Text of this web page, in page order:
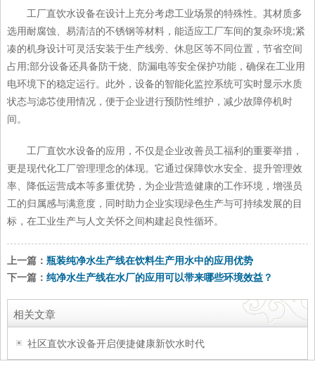
工厂直饮水设备在设计上充分考虑工业场景的特殊性。其材质多
选用耐腐蚀、易清洁的不锈钢等材料，能适应工厂车间的复杂环境;紧
凑的机身设计可灵活安装于生产线旁、休息区等不同位置，节省空间
占用;部分设备还具备防干烧、防漏电等安全保护功能，确保在工业用
电环境下的稳定运行。此外，设备的智能化监控系统可实时显示水质
状态与滤芯使用情况，便于企业进行预防性维护，减少故障停机时
间。
工厂直饮水设备的应用，不仅是企业改善员工福利的重要举措，
更是现代化工厂管理理念的体现。它通过保障饮水安全、提升管理效
率、降低运营成本等多重优势，为企业营造健康的工作环境，增强员
工的归属感与满意度，同时助力企业实现绿色生产与可持续发展的目
标，在工业生产与人文关怀之间构建起良性循环。
上一篇： 瓶装纯净水生产线在饮料生产用水中的应用优势
下一篇： 纯净水生产线在水厂的应用可以带来哪些环境效益？
相关文章
社区直饮水设备开启便捷健康新饮水时代